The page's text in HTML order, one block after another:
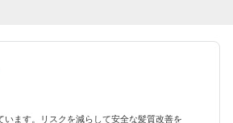
います。リスクを減らして安全な髪質改善を